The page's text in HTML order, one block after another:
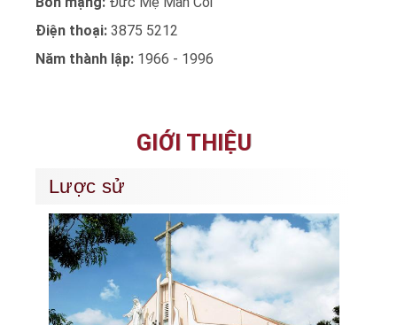
Điện thoại: 3875 5212
Năm thành lập: 1966 - 1996
GIỚI THIỆU
Lược sử